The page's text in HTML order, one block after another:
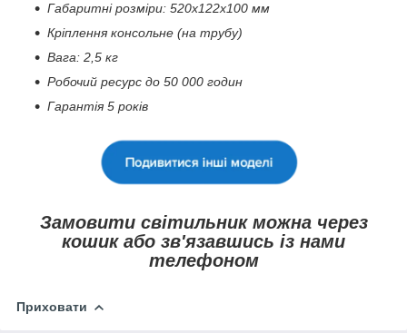
Габаритні розміри: 520х122х100 мм
Кріплення консольне (на трубу)
Вага: 2,5 кг
Робочий ресурс до 50 000 годин
Гарантія 5 років
Замовити світильник можна через
кошик або зв'язавшись із нами
телефоном
Приховати